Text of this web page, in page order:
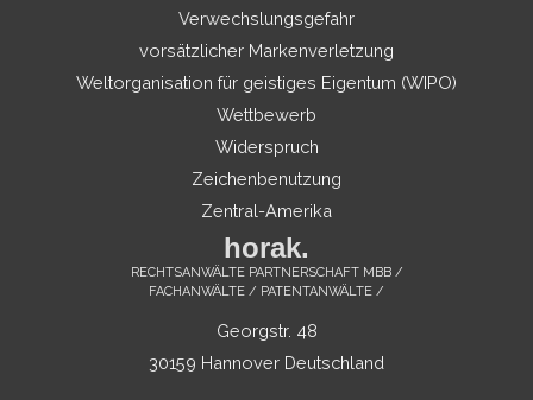
Verwechslungsgefahr
vorsätzlicher Markenverletzung
Weltorganisation für geistiges Eigentum (WIPO)
Wettbewerb
Widerspruch
Zeichenbenutzung
Zentral-Amerika
horak.
RECHTSANWÄLTE PARTNERSCHAFT MBB /
FACHANWÄLTE / PATENTANWÄLTE /
Georgstr. 48
30159 Hannover Deutschland